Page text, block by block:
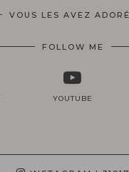
VOUS LES AVEZ
FOLLOW ME
YOUTUBE